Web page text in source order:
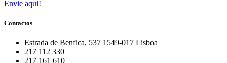
Envie aqui!
Contactos
Estrada de Benfica, 537 1549-017 Lisboa
217 112 330
217 161 610